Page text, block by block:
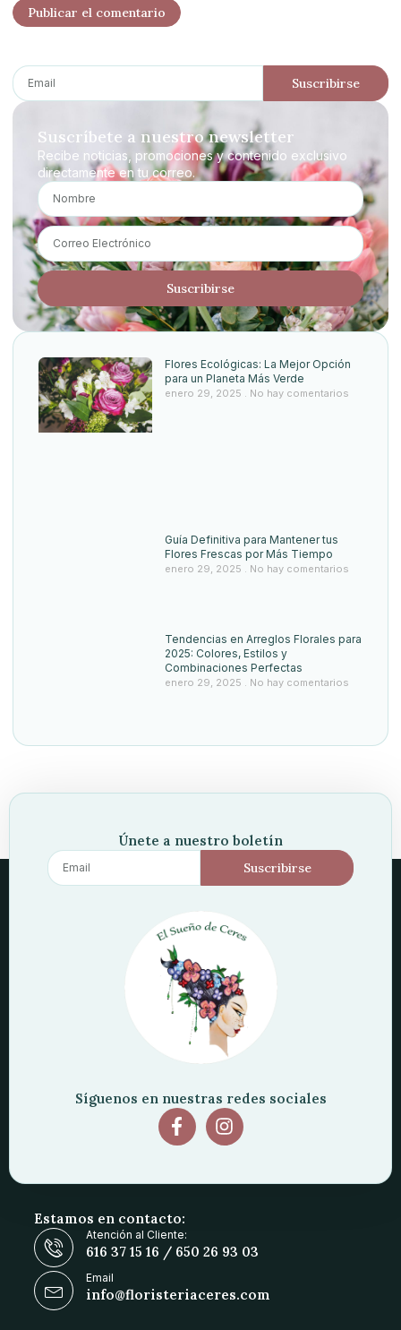
Suscribirse
Suscríbete a nuestro newsletter
Recibe noticias, promociones y contenido exclusivo
directamente en tu correo.
Suscribirse
Flores Ecológicas: La Mejor Opción
para un Planeta Más Verde
enero 29, 2025 No hay comentarios
Guía Definitiva para Mantener tus
Flores Frescas por Más Tiempo
enero 29, 2025 No hay comentarios
Tendencias en Arreglos Florales para
2025: Colores, Estilos y
Combinaciones Perfectas
enero 29, 2025 No hay comentarios
Síguenos en nuestras redes sociales
Únete a nuestro boletín
Suscribirse
Estamos en contacto:
Atención al Cliente:
616 37 15 16 / 650 26 93 03
Email
info@floristeriaceres.com